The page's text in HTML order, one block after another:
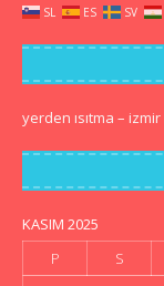
SL
ES SV
yerden ısıtma –
KASIM 2025
P
S